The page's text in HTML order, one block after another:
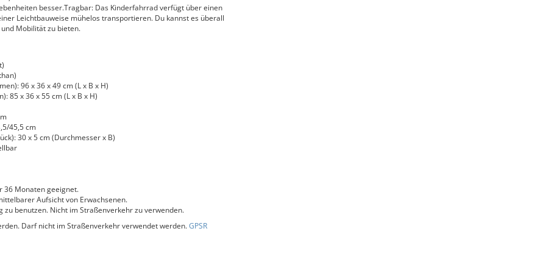
besser.Tragbar: Das Kinderfahrrad verfügt über einen
Leichtbauweise mühelos transportieren. Du kannst es überall
Mobilität zu bieten.
96 x 36 x 49 cm (L x B x H)
85 x 36 x 55 cm (L x B x H)
45,5 cm
30 x 5 cm (Durchmesser x B)
36 Monaten geeignet.
Aufsicht von Erwachsenen.
zu benutzen. Nicht im Straßenverkehr zu verwenden.
Darf nicht im Straßenverkehr verwendet werden.GPSR